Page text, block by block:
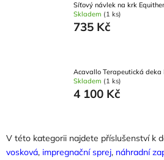
Síťový návlek na krk
Skladem (1 ks)
735 Kč
Acavallo Terapeutická deka
Skladem (1 ks)
4 100 Kč
V této kategorii najdete příslušenství k
vosková, impregnační sprej, náhradní